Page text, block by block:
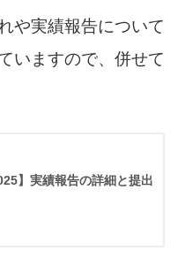
や実績報告について
いますので、併せて
】実績報告の詳細と提出